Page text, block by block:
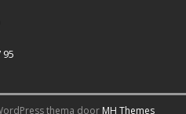
95
thema door MH Themes